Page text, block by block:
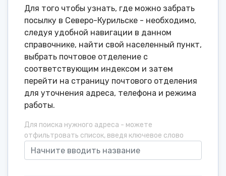
Для того чтобы узнать, где можно забрать
посылку в Северо-Курильске - необходимо,
следуя удобной навигации в данном
справочнике, найти свой населенный пункт,
выбрать почтовое отделение с
соответствующим индексом и затем
перейти на страницу почтового отделения
для уточнения адреса, телефона и режима
работы.
Для поиска нужного адреса - можете
отфильтровать список, введя ключевое слово